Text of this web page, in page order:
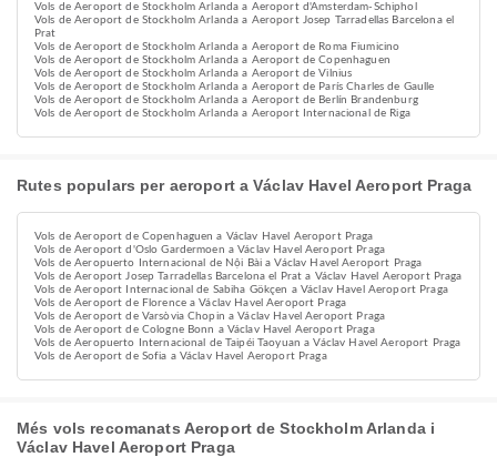
Vols de Aeroport de Stockholm Arlanda a Aeroport d'Amsterdam-Schiphol
Vols de Aeroport de Stockholm Arlanda a Aeroport Josep Tarradellas Barcelona el
Prat
Vols de Aeroport de Stockholm Arlanda a Aeroport de Roma Fiumicino
Vols de Aeroport de Stockholm Arlanda a Aeroport de Copenhaguen
Vols de Aeroport de Stockholm Arlanda a Aeroport de Vilnius
Vols de Aeroport de Stockholm Arlanda a Aeroport de París Charles de Gaulle
Vols de Aeroport de Stockholm Arlanda a Aeroport de Berlín Brandenburg
Vols de Aeroport de Stockholm Arlanda a Aeroport Internacional de Riga
Rutes populars per aeroport a Václav Havel Aeroport Praga
Vols de Aeroport de Copenhaguen a Václav Havel Aeroport Praga
Vols de Aeroport d'Oslo Gardermoen a Václav Havel Aeroport Praga
Vols de Aeropuerto Internacional de Nội Bài a Václav Havel Aeroport Praga
Vols de Aeroport Josep Tarradellas Barcelona el Prat a Václav Havel Aeroport Praga
Vols de Aeroport Internacional de Sabiha Gökçen a Václav Havel Aeroport Praga
Vols de Aeroport de Florence a Václav Havel Aeroport Praga
Vols de Aeroport de Varsòvia Chopin a Václav Havel Aeroport Praga
Vols de Aeroport de Cologne Bonn a Václav Havel Aeroport Praga
Vols de Aeropuerto Internacional de Taipéi Taoyuan a Václav Havel Aeroport Praga
Vols de Aeroport de Sofia a Václav Havel Aeroport Praga
Més vols recomanats Aeroport de Stockholm Arlanda i
Václav Havel Aeroport Praga